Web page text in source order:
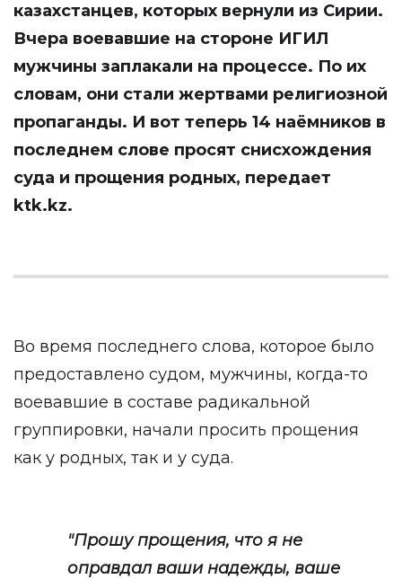
казахстанцев, которых вернули из Сирии.
Вчера воевавшие на стороне ИГИЛ
мужчины заплакали на процессе. По их
словам, они стали жертвами религиозной
пропаганды. И вот теперь 14 наёмников в
последнем слове просят снисхождения
суда и прощения родных, передает
ktk.kz.
Во время последнего слова, которое было
предоставлено судом, мужчины, когда-то
воевавшие в составе радикальной
группировки, начали просить прощения
как у родных, так и у суда.
"Прошу прощения, что я не
оправдал ваши надежды, ваше